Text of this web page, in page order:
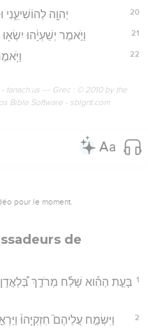
20 יְהוָ֖ה לְהוֹשִׁיעֵ֑נִי
21 וַיֹּ֣אמֶר יְשַׁעְיָ֔הוּ
22
tanach.us --- Grec : © 2010 by the
Bible Software - sblgnt.com
pour le moment.
de
1 בָּעֵ֣ת הַהִ֡וא שָׁלַ֡ח מְרֹדַ֣ךְ בַּ֠לְאֲדָן
2
וַיִּשְׂמַ֣ח עֲלֵיהֶם֮ חִזְקִיָּהוּ֒